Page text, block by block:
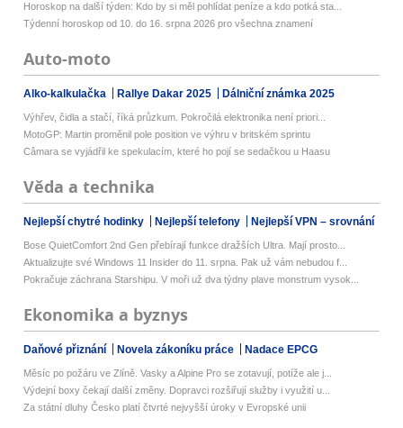
Horoskop na další týden: Kdo by si měl pohlídat peníze a kdo potká sta...
Týdenní horoskop od 10. do 16. srpna 2026 pro všechna znamení
Auto-moto
Alko-kalkulačka Rallye Dakar 2025 Dálniční známka 2025
Výhřev, čidla a stačí, říká průzkum. Pokročilá elektronika není priori...
MotoGP: Martin proměnil pole position ve výhru v britském sprintu
Câmara se vyjádřil ke spekulacím, které ho pojí se sedačkou u Haasu
Věda a technika
Nejlepší chytré hodinky Nejlepší telefony Nejlepší VPN – srovnání
Bose QuietComfort 2nd Gen přebírají funkce dražších Ultra. Mají prosto...
Aktualizujte své Windows 11 Insider do 11. srpna. Pak už vám nebudou f...
Pokračuje záchrana Starshipu. V moři už dva týdny plave monstrum vysok...
Ekonomika a byznys
Daňové přiznání Novela zákoníku práce Nadace EPCG
Měsíc po požáru ve Zlíně. Vasky a Alpine Pro se zotavují, potíže ale j...
Výdejní boxy čekají další změny. Dopravci rozšiřují služby i využití u...
Za státní dluhy Česko platí čtvrté nejvyšší úroky v Evropské unii